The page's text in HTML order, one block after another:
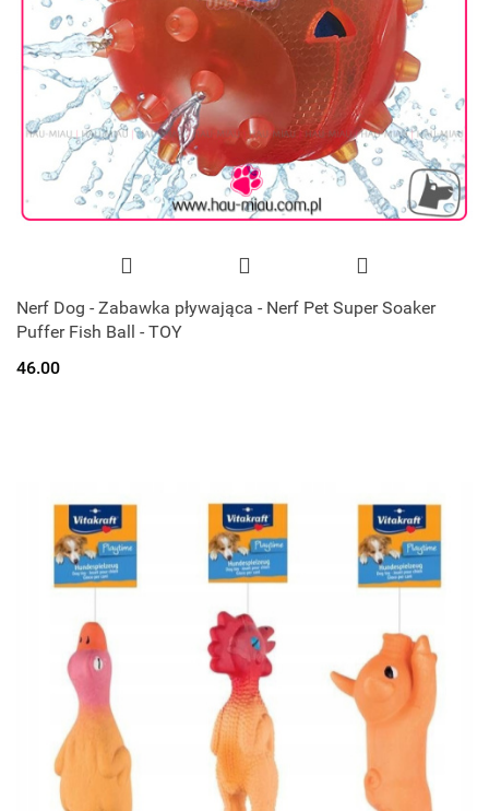
Nerf Dog - Zabawka pływająca - Nerf Pet Super Soaker
Puffer Fish Ball - TOY
46.00